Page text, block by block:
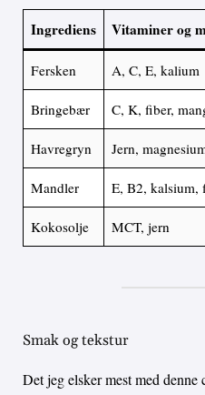
Ingrediens Vitaminer og
Fersken A, C, E, kalium
Bringebær C, K, fiber,
Havregryn Jern,
Mandler E, B2, kalsium,
Kokosolje MCT, jern
Smak og tekstur
Det jeg elsker mest med